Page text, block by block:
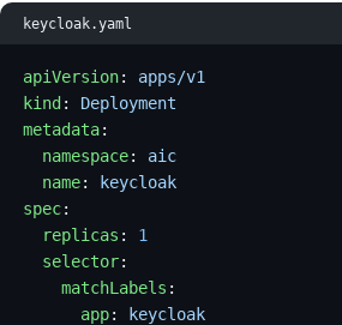
keycloak.yaml
apiVersion: apps/v1
kind : Deployment
metadata:
  namespace
: aic
  name
:
keycloak
spec:
  replicas
: 1
  selector
:
    matchLabels
:
      app
:
keycloak